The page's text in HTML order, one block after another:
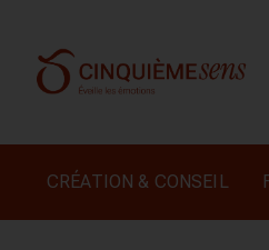
CRÉATION & CONSEIL